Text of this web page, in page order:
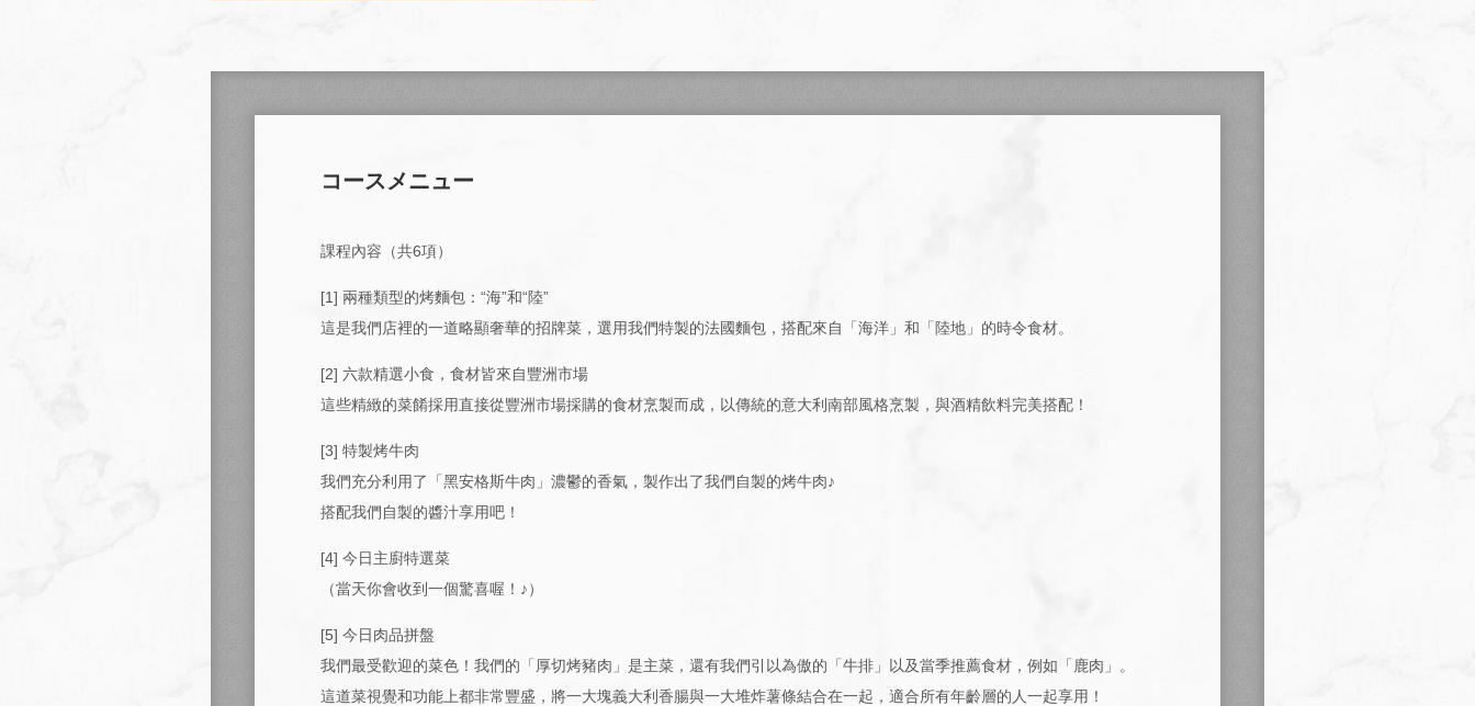
コースメニュー
課程內容（共6項）
[1] 兩種類型的烤麵包：“海”和“陸”
這是我們店裡的一道略顯奢華的招牌菜，選用我們特製的法國麵包，搭配來自「海洋」和「陸地」的時令食材。
[2] 六款精選小食，食材皆來自豐洲市場
這些精緻的菜餚採用直接從豐洲市場採購的食材烹製而成，以傳統的意大利南部風格烹製，與酒精飲料完美搭配！
[3] 特製烤牛肉
我們充分利用了「黑安格斯牛肉」濃鬱的香氣，製作出了我們自製的烤牛肉♪
搭配我們自製的醬汁享用吧！
[4] 今日主廚特選菜
（當天你會收到一個驚喜喔！♪）
[5] 今日肉品拼盤
我們最受歡迎的菜色！我們的「厚切烤豬肉」是主菜，還有我們引以為傲的「牛排」以及當季推薦食材，例如「鹿肉」。
這道菜視覺和功能上都非常豐盛，將一大塊義大利香腸與一大堆炸薯條結合在一起，適合所有年齡層的人一起享用！